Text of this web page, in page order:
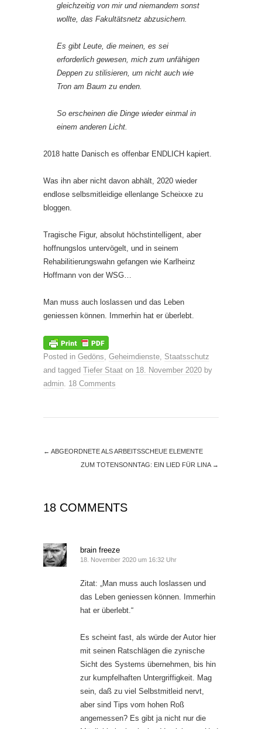
gleichzeitig von mir und niemandem sonst
wollte, das Fakultätsnetz abzusichern.
Es gibt Leute, die meinen, es sei
erforderlich gewesen, mich zum unfähigen
Deppen zu stilisieren, um nicht auch wie
Tron am Baum zu enden.
So erscheinen die Dinge wieder einmal in
einem anderen Licht.
2018 hatte Danisch es offenbar ENDLICH kapiert.
Was ihn aber nicht davon abhält, 2020 wieder
endlose selbsmitleidige ellenlange Scheixxe zu
bloggen.
Tragische Figur, absolut höchstintelligent, aber
hoffnungslos untervögelt, und in seinem
Rehabilitierungswahn gefangen wie Karlheinz
Hoffmann von der WSG…
Man muss auch loslassen und das Leben
geniessen können. Immerhin hat er überlebt.
Posted in Gedöns Geheimdienste Staatsschutz
and tagged Tiefer Staat on 18. November 2020 by
admin 18 Comments
← ABGEORDNETE ALS ARBEITSSCHEUE ELEMENTE
ZUM TOTENSONNTAG: EIN LIED FÜR LINA →
18 COMMENTS
brain freeze
18. November 2020 um 16:32 Uhr
Zitat: „Man muss auch loslassen und
das Leben geniessen können. Immerhin
hat er überlebt.“
Es scheint fast, als würde der Autor hier
mit seinen Ratschlägen die zynische
Sicht des Systems übernehmen, bis hin
zur kumpfelhaften Untergriffigkeit. Mag
sein, daß zu viel Selbstmitleid nervt,
aber sind Tips vom hohen Roß
angemessen? Es gibt ja nicht nur die